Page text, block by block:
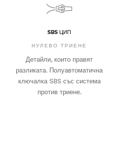
SBS ЦИП
НУЛЕВО ТРИЕНЕ
Детайли, които правят
разликата. Полуавтоматична
ключалка SBS със система
против триене.